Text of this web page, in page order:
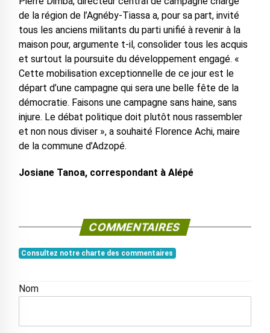
de la région de l’Agnéby-Tiassa a, pour sa part, invité
tous les anciens militants du parti unifié à revenir à la
maison pour, argumente t-il, consolider tous les acquis
et surtout la poursuite du développement engagé. «
Cette mobilisation exceptionnelle de ce jour est le
départ d’une campagne qui sera une belle fête de la
démocratie. Faisons une campagne sans haine, sans
injure. Le débat politique doit plutôt nous rassembler
et non nous diviser », a souhaité Florence Achi, maire
de la commune d’Adzopé.
Josiane Tanoa, correspondant à Alépé
COMMENTAIRES
Consultez notre charte des commentaires
Nom